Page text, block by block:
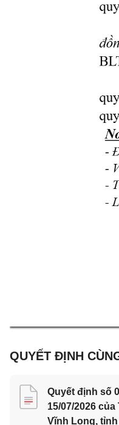
QUYẾT ĐỊNH
Quyết định số
15/07/2026
Vĩnh Long,